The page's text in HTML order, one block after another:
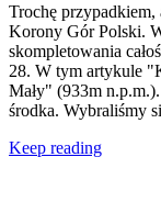
Trochę przypadkiem,
Korony Gór Polski.
skompletowania
28. W tym artykule
Mały" (933m
środka. Wybraliśmy
Keep reading